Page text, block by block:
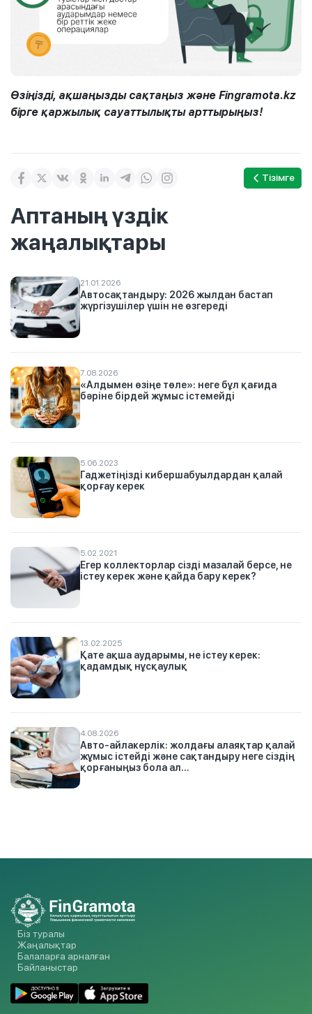
Өзіңізді, ақшаңызды сақтаңыз және Fingramota.kz
бірге қаржылық сауаттылықты арттырыңыз!
Тізімге
Аптаның үздік
жаңалықтары
21.01.2026
Автосақтандыру: 2026 жылдан бастап
жүргізушілер үшін не өзгереді
7.08.2026
«Алдымен өзіңе төле»: неге бұл қағида
бәріне бірдей жұмыс істемейді
5.06.2023
Гаджетіңізді кибершабуылдардан қалай
қорғау керек
5.02.2021
Егер коллекторлар сізді мазалай берсе, не
істеу керек және қайда бару керек?
13.02.2025
Қате ақша аударымы, не істеу керек:
қадамдық нұсқаулық
4.08.2026
Авто-айлакерлік: жолдағы алаяқтар қалай
жұмыс істейді және сақтандыру неге сіздің
қорғаныңыз бола ал...
Біз туралы
Жаңалықтар
Балаларға арналған
Байланыстар